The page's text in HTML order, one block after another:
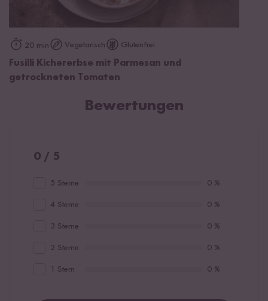
20 min Vegetarisch Glutenfrei
Fusilli Kichererbse mit Parmesan und
getrockneten Tomaten
Bewertungen
0 / 5
5 Sterne 0 %
4 Sterne 0 %
3 Sterne 0 %
2 Sterne 0 %
1 Stern 0 %